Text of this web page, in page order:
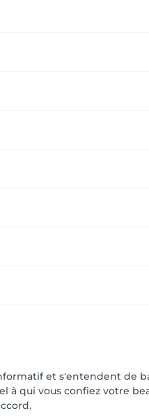
et s'entendent de
qui vous confiez votre